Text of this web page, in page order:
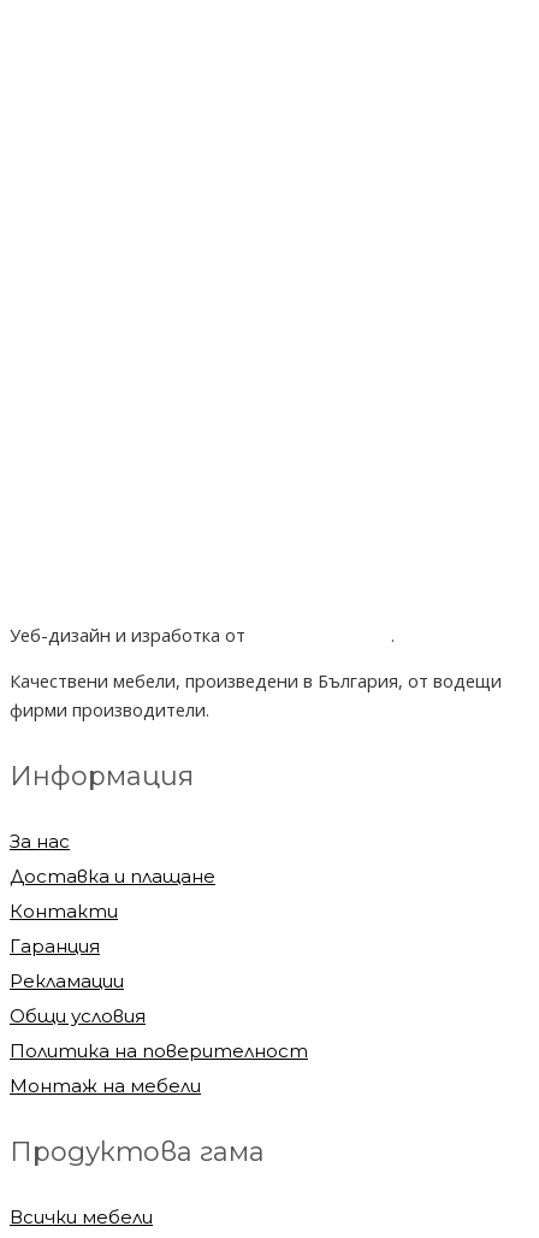
Уеб-дизайн и изработка от
.
Качествени мебели, произведени в България, от водещи
фирми производители.
Информация
За нас
Доставка и плащане
Контакти
Гаранция
Рекламации
Общи условия
Политика на поверителност
Монтаж на мебели
Продуктова гама
Всички мебели